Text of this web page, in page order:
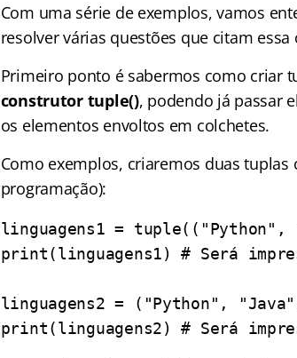
Com uma série de exemplos, vamos
resolver várias questões que citam essa
Primeiro ponto é sabermos como criar
construtor tuple(), podendo já passar
os elementos envoltos em colchetes.
Como exemplos, criaremos duas
programação):
linguagens1 = tuple(("Python",
print(linguagens1) # Será
linguagens2 = ("Python",
print(linguagens2) # Será